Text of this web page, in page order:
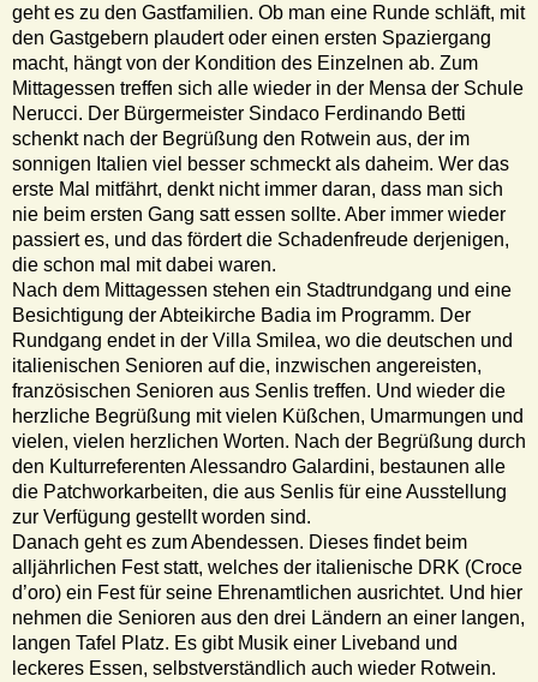
geht es zu den Gastfamilien. Ob man eine Runde schläft, mit
den Gastgebern plaudert oder einen ersten Spaziergang
macht, hängt von der Kondition des Einzelnen ab. Zum
Mittagessen treffen sich alle wieder in der Mensa der Schule
Nerucci. Der Bürgermeister Sindaco Ferdinando Betti
schenkt nach der Begrüßung den Rotwein aus, der im
sonnigen Italien viel besser schmeckt als daheim. Wer das
erste Mal mitfährt, denkt nicht immer daran, dass man sich
nie beim ersten Gang satt essen sollte. Aber immer wieder
passiert es, und das fördert die Schadenfreude derjenigen,
die schon mal mit dabei waren.
Nach dem Mittagessen stehen ein Stadtrundgang und eine
Besichtigung der Abteikirche Badia im Programm. Der
Rundgang endet in der Villa Smilea, wo die deutschen und
italienischen Senioren auf die, inzwischen angereisten,
französischen Senioren aus Senlis treffen. Und wieder die
herzliche Begrüßung mit vielen Küßchen, Umarmungen und
vielen, vielen herzlichen Worten. Nach der Begrüßung durch
den Kulturreferenten Alessandro Galardini, bestaunen alle
die Patchworkarbeiten, die aus Senlis für eine Ausstellung
zur Verfügung gestellt worden sind.
Danach geht es zum Abendessen. Dieses findet beim
alljährlichen Fest statt, welches der italienische DRK (Croce
d’oro) ein Fest für seine Ehrenamtlichen ausrichtet. Und hier
nehmen die Senioren aus den drei Ländern an einer langen,
langen Tafel Platz. Es gibt Musik einer Liveband und
leckeres Essen, selbstverständlich auch wieder Rotwein.